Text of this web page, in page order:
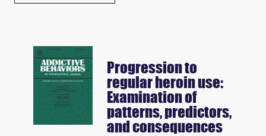
Progression to
regular heroin use:
Examination of
patterns, predictors,
and consequences